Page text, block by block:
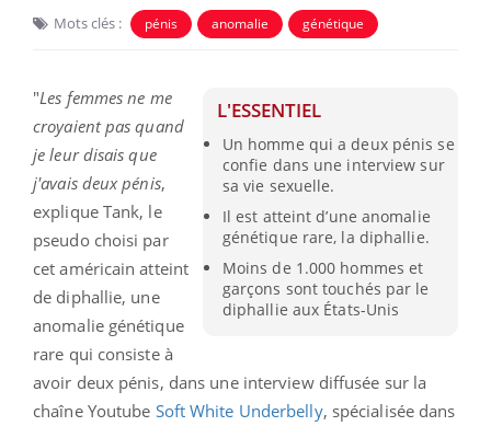
Mots clés : pénis anomalie génétique
L'ESSENTIEL
Un homme qui a deux pénis se
confie dans une interview sur
sa vie sexuelle.
Il est atteint d’une anomalie
génétique rare, la diphallie.
Moins de 1.000 hommes et
garçons sont touchés par le
diphallie aux États-Unis
"Les femmes ne me
croyaient pas quand
je leur disais que
j'avais deux pénis,
explique Tank, le
pseudo choisi par
cet américain atteint
de diphallie, une
anomalie génétique
rare qui consiste à
avoir deux pénis, dans une interview diffusée sur la
chaîne Youtube Soft White Underbelly, spécialisée dans